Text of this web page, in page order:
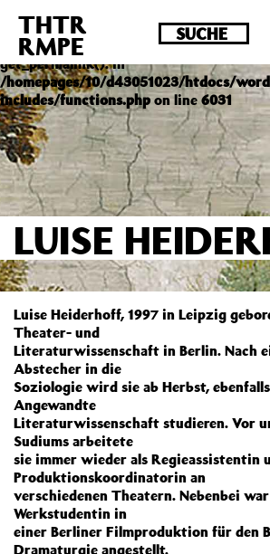
Deprecated : Die Funktion
Version 4.4.0 veraltet! Verwende
get_permalink(). in
/homepages/10/d43051023/htdocs/
includes/functions.phpon line 6031
THTR
RMPE
LUISE
Luise Heiderhoff, 1997 in Leipzig
Theater- und
Literaturwissenschaft in Berlin. Nach
Abstecher in die
Soziologie wird sie ab Herbst,
Angewandte
Literaturwissenschaft studieren. Vor
Sudiums arbeitete
sie immer wieder als Regieassistentin
Produktionskoordinatorin an
verschiedenen Theatern. Nebenbei
Werkstudentin in
einer Berliner Filmproduktion für den
Dramaturgie angestellt.